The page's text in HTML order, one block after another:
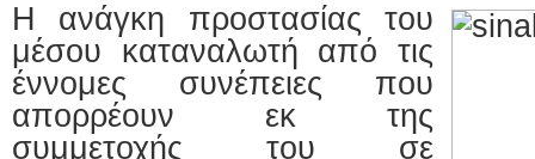
γενικών
συναλλαγών
Η ανάγκη προστασίας του
μέσου καταναλωτή από τις
έννομες συνέπειες που
απορρέουν εκ της
συμμετοχής του σε